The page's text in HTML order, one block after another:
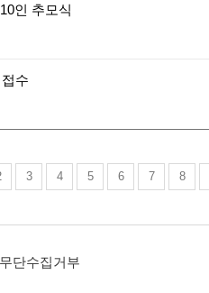
인 추모식
수
3 4 5 6 7 8
단수집거부